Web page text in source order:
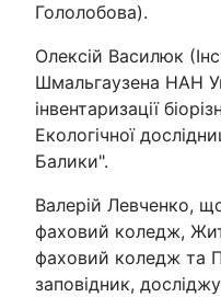
Гололобова).
Олексій Василюк
Шмальгаузена НАН
інвентаризації
Екологічної
Балики".
Валерій Левченко,
фаховий коледж,
фаховий коледж та
заповідник,